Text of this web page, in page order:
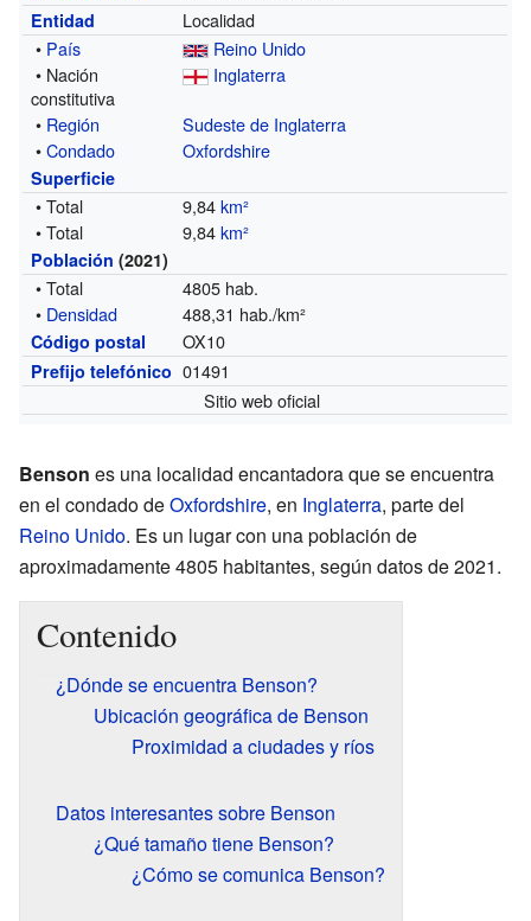
Entidad
Localidad
• País
Reino Unido
• Nación
constitutiva
Inglaterra
• Región
Sudeste de Inglaterra
•Condado Oxfordshire
Superficie
• Total 9,84km²
• Total
9,84km²
Población (2021)
• Total
4805 hab.
• Densidad 488,31 hab./km²
Código postal OX10
Prefijo telefónico 01491
Sitio web oficial
Benson es una localidad encantadora que se encuentra
en el condado deOxfordshire, en Inglaterra, parte del
Reino Unido. Es un lugar con una población de
aproximadamente 4805 habitantes, según datos de 2021.
Contenido
¿Dónde se encuentra Benson?
Ubicación geográfica de Benson
Proximidad a ciudades y ríos
Datos interesantes sobre Benson
¿Qué tamaño tiene Benson?
¿Cómo se comunica Benson?